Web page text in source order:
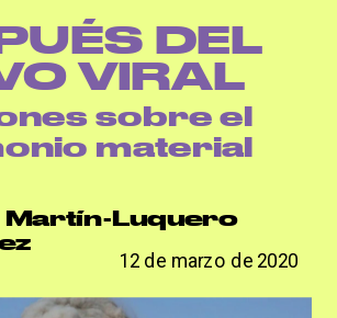
DEL
VIRAL
sobre el
material
Luquero
12 de marzo de 2020